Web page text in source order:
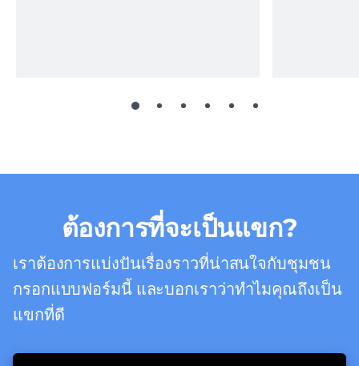
ต้องการที่จะเป็นแขก?
เราต้องการแบ่งปันเรื่องราวที่น่าสนใจกับชุมชน
กรอกแบบฟอร์มนี้ และบอกเราว่าทำไมคุณถึงเป็น
แขกที่ดี